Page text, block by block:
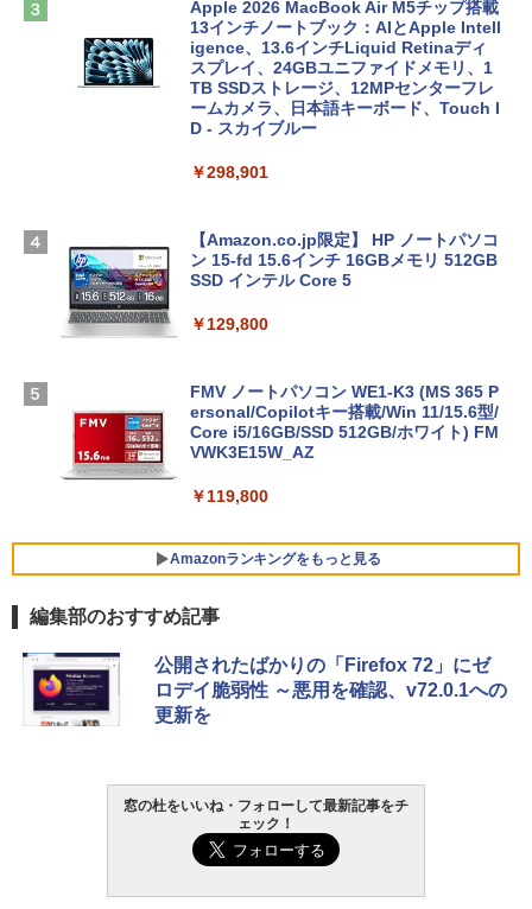
Apple 2026 MacBook Air M5チップ搭載
13インチノートブック：AIとApple Intell
igence、13.6インチLiquid Retinaディ
スプレイ、24GBユニファイドメモリ、1
TB SSDストレージ、12MPセンターフレ
ームカメラ、日本語キーボード、Touch I
D - スカイブルー
￥298,901
【Amazon.co.jp限定】 HP ノートパソコ
ン 15-fd 15.6インチ 16GBメモリ 512GB
SSD インテル Core 5
￥129,800
FMV ノートパソコン WE1-K3 (MS 365 P
ersonal/Copilotキー搭載/Win 11/15.6型/
Core i5/16GB/SSD 512GB/ホワイト) FM
VWK3E15W_AZ
￥119,800
Amazonランキングをもっと見る
Xbox プリペイドカード 10,000円 デジタ
ルコード 【旧 Xbox ギフトカード】 [オ
ンラインコード]
Robloxギフトカード - 800 Robux 【限
定バーチャルアイテムを含む】 【オンラ
インゲームコード】 ロブロックス | オン
ラインコード版
生成AIパスポート公式テキスト 第４版
￥1,766
AIイラスト表現辞典: 思い通りの絵を引き
出す プロンプトの言葉 AI画像生成シリー
ズ (はぴーイラストLabo)
Amazon Kindle Paperwhite (16GB) 7イ
ンチディスプレイ、色調調節ライト、12
週間持続バッテリー、広告なし、ブラッ
ク
Amazon Kindle - 目に優しい、かさばら
ない、大きな画面で読みやすい、6週間持
続バッテリー、6インチディスプレイ電子
編集部のおすすめ記事
公開されたばかりの「Firefox 72」にゼ
ロデイ脆弱性 ～悪用を確認、v72.0.1への
更新を
窓の杜をいいね・フォローして最新記事をチ
ェック！